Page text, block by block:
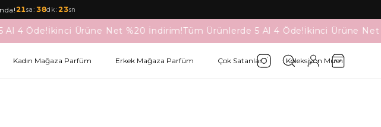
21sa : 38dk :22sn
4 Öde!İkinci Ürüne Net %20 İndirim!Tüm Ürünlerde 5 Al 4 Öde!İkinci Ürüne Net
Kadın Mağaza Parfüm Erkek Mağaza Parfüm Çok Satanlar Koleksiyon Mum